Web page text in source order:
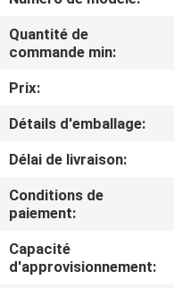
VISITE
D'USINE
CONTRÔLE
DE
QUALITÉ
CONTACTEZ-
NOUS
Quantité de
commande min:
Prix:
Détails d'emballage:
Délai de livraison:
Conditions de
paiement:
Capacité
d'approvisionnement: